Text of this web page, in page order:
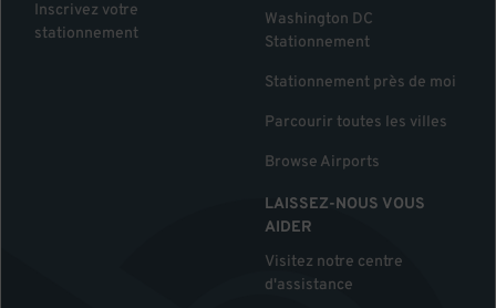
Inscrivez votre
stationnement
Washington DC
Stationnement
Stationnement près de moi
Parcourir toutes les villes
Browse Airports
LAISSEZ-NOUS VOUS
AIDER
Visitez notre centre
d'assistance